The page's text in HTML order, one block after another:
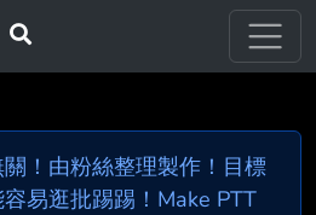
！由粉絲整理製作！目標
易逛批踢踢！Make PTT